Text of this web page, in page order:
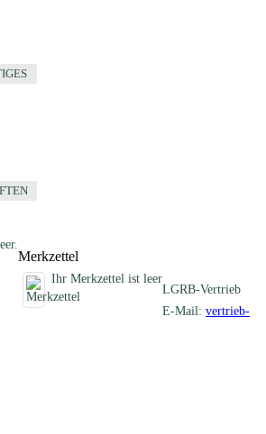
Merkzettel
Ihr Merkzettel ist leer
LGRB-Vertrieb
E-Mail: vertrieb-